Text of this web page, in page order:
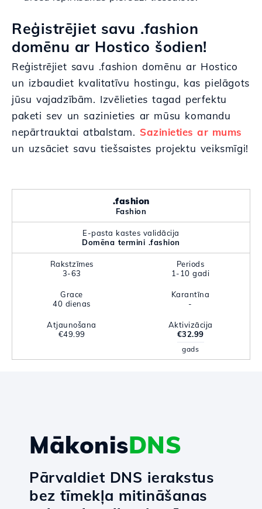
Reģistrējiet savu .fashion
domēnu ar Hostico šodien!
Reģistrējiet savu .fashion domēnu ar Hostico
un izbaudiet kvalitatīvu hostingu, kas pielāgots
jūsu vajadzībām. Izvēlieties tagad perfektu
paketi sev un sazinieties ar mūsu komandu
nepārtrauktai atbalstam. Sazinieties ar mums
un uzsāciet savu tiešsaistes projektu veiksmīgi!
.fashion
Fashion
E-pasta kastes validācija
Domēna termini .fashion
Rakstzīmes
3-63
Periods
1-10 gadi
Grace
40 dienas
Karantīna
-
Atjaunošana
€49.99
Aktivizācija
€32.99
gads
MākonisDNS
Pārvaldiet DNS ierakstus
bez tīmekļa mitināšanas